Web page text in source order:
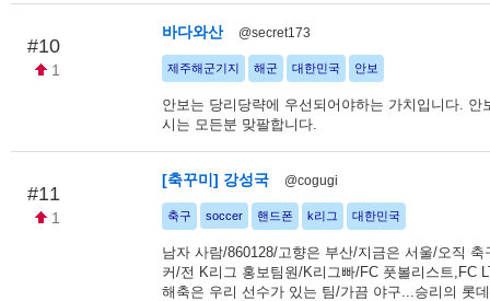
#10
1
바다와산 @secret173
제주해군기지 해군 대한민국 안보
안보는 당리당략에 우선되어야하는 가치입니다. 안
시는 모든분 맞팔합니다.
#11
1
[축꾸미] 강성국 @cogugi
축구 soccer 핸드폰 k리그 대한민국
남자 사람/860128/고향은 부산/지금은 서울/오직 축
커/전 K리그 홍보팀원/K리그빠/FC 풋볼리스트,FC
해축은 우리 선수가 있는 팀/가끔 야구...승리의 롯